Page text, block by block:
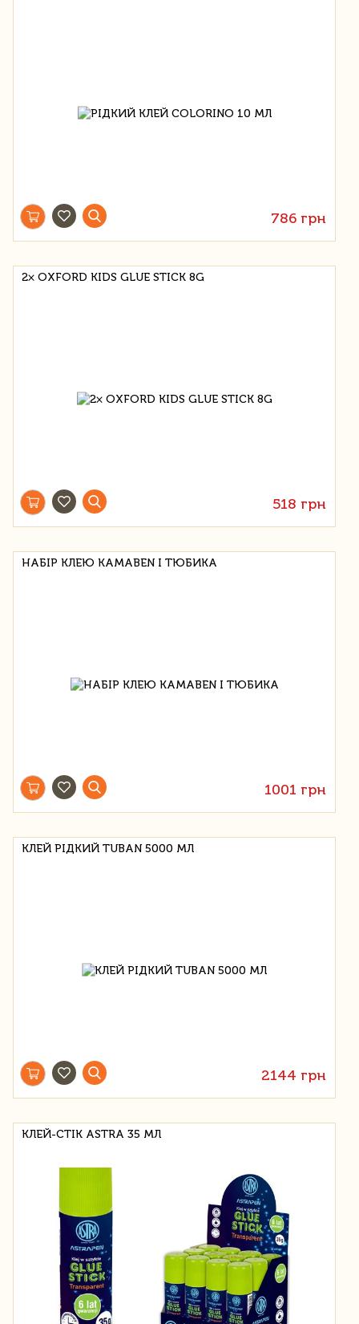
786 грн
2× OXFORD KIDS GLUE STICK 8G
518 грн
НАБІР КЛЕЮ KAMABEN І ТЮБИКА
1001 грн
КЛЕЙ РІДКИЙ TUBAN 5000 МЛ
2144 грн
КЛЕЙ-СТІК ASTRA 35 МЛ